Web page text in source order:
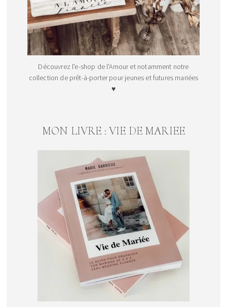
Découvrez l'e-shop de l'Amour et notamment notre
collection de prêt-à-porter pour jeunes et futures mariées
♥
MON LIVRE : VIE DE MARIEE